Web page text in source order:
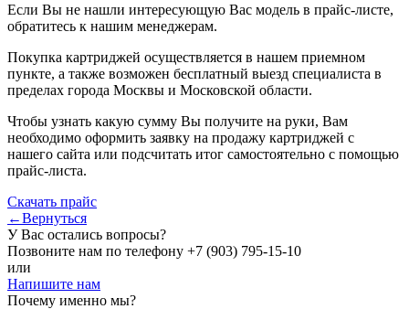
Если Вы не нашли интересующую Вас модель в прайс-листе,
обратитесь к нашим менеджерам.
Покупка картриджей осуществляется в нашем приемном
пункте, а также возможен бесплатный выезд специалиста в
пределах города Москвы и Московской области.
Чтобы узнать какую сумму Вы получите на руки, Вам
необходимо оформить заявку на продажу картриджей с
нашего сайта или подсчитать итог самостоятельно с помощью
прайс-листа.
Скачать прайс
←Вернуться
У Вас остались вопросы?
Позвоните нам по телефону +7 (903) 795-15-10
или
Напишите нам
Почему именно мы?